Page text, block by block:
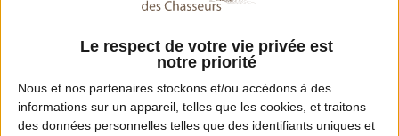
Le respect de votre vie privée est
notre priorité
Nous et nos partenaires stockons et/ou accédons à des
informations sur un appareil, telles que les cookies, et traitons
des données personnelles telles que des identifiants uniques et